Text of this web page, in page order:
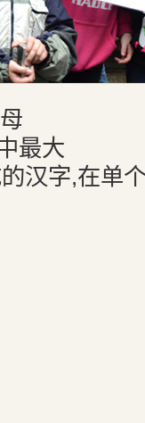
最大
汉字,在单